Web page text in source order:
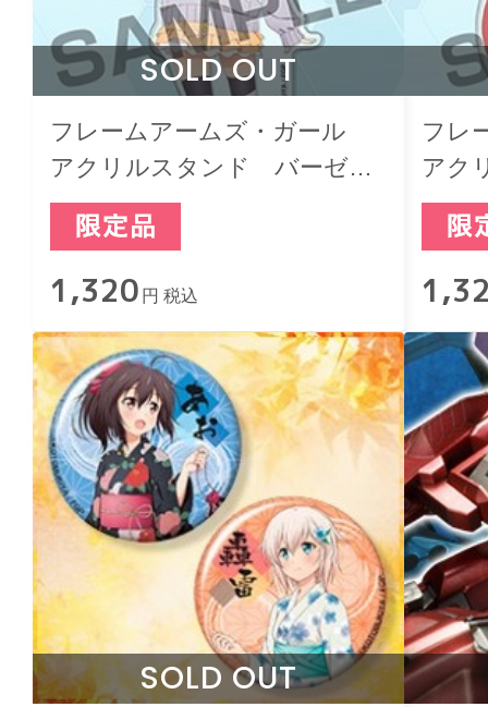
SOLD OUT
フレームアームズ・ガール
アクリルスタンド バーゼラ
ルド
1,320 円 税込
フレ
アク
SOLD OUT